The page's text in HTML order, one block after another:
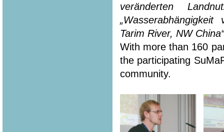
veränderten
Tarim River, NW China“
With more than 160
the participating
community.